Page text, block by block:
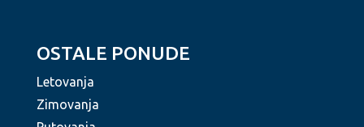
OSTALE PONUDE
Letovanja
Zimovanja